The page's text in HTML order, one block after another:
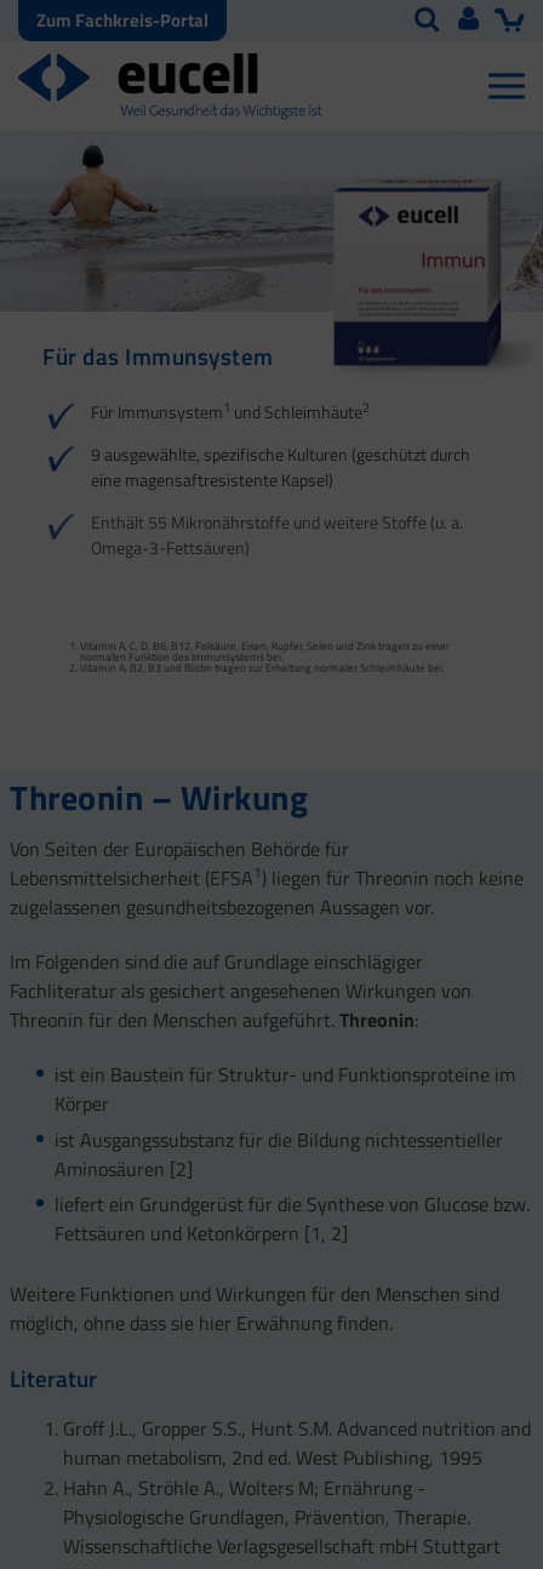
Zum Fachkreis-Portal
Für das Immunsystem
Für Immunsystem1 und Schleimhäute2
9 ausgewählte, spezifische Kulturen (geschützt durch
eine magensaftresistente Kapsel)
Enthält 55 Mikronährstoffe und weitere Stoffe (u. a.
Omega-3-Fettsäuren)
Vitamin A, C, D, B6, B12, Folsäure, Eisen, Kupfer, Selen und Zink tragen zu einer
normalen Funktion des Immunsystems bei.
Vitamin A, B2, B3 und Biotin tragen zur Erhaltung normaler Schleimhäute bei.
Für Haut, Haare und
4
Vitamin A, Beta-Carotin, Vitamine B2, B3, Biotin und Zink tragen zur Erhaltung
Für Ihre natürliche
normalen Stoffwechsel von Makronährstoffen bei.
Vitamin B2 und Biotin tragen zur Erhaltung normaler Schleimhäute (einschließlich
Darmschleimhaut) bei.
Vitamin D und Zink tragen zur normalen Funktion des Immunsystems bei.
Threonin – Wirkung
Von Seiten der Europäischen Behörde für
Lebensmittelsicherheit (EFSA1) liegen für Threonin noch keine
zugelassenen gesundheitsbezogenen Aussagen vor.
Im Folgenden sind die auf Grundlage einschlägiger
Fachliteratur als gesichert angesehenen Wirkungen von
Threonin für den Menschen aufgeführt. Threonin:
ist ein Baustein für Struktur- und Funktionsproteine im
Körper
ist Ausgangssubstanz für die Bildung nichtessentieller
Aminosäuren [2]
liefert ein Grundgerüst für die Synthese von Glucose bzw.
Fettsäuren und Ketonkörpern [1, 2]
Weitere Funktionen und Wirkungen für den Menschen sind
möglich, ohne dass sie hier Erwähnung finden.
Literatur
Groff J.L., Gropper S.S., Hunt S.M. Advanced nutrition and
human metabolism, 2nd ed. West Publishing, 1995
Hahn A., Ströhle A., Wolters M; Ernährung -
Physiologische Grundlagen, Prävention, Therapie.
Wissenschaftliche Verlagsgesellschaft mbH Stuttgart